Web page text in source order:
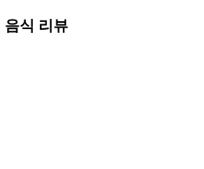
음식 리뷰